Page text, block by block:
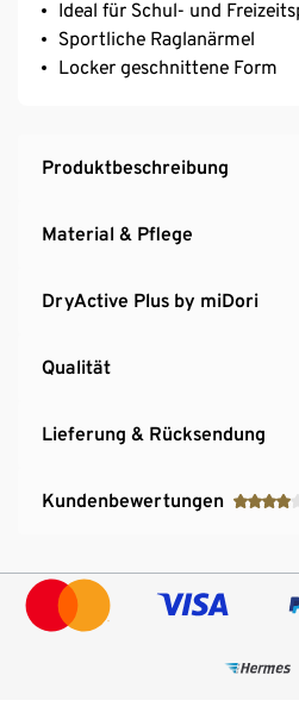
Ideal für Schul- und
Sportliche Raglanärmel
Locker geschnittene Form
Produktbeschreibung
Material & Pflege
DryActive Plus by miDori
Qualität
Lieferung & Rücksendung
Kundenbewertungen